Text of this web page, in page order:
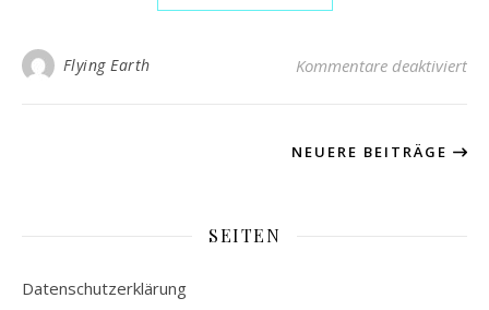
Flying Earth Kommentare deaktiviert
NEUERE BEITRÄGE
SEITEN
Datenschutzerklärung